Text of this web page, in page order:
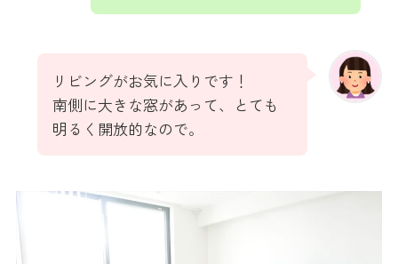
リビングがお気に入りです！
南側に大きな窓があって、とても
明るく開放的なので。